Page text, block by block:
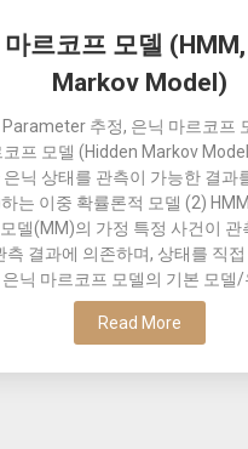
마르코프 모델
Markov Model)
Parameter 추정, 은닉 마르코프
코프 모델 (Hidden Markov
닉 상태를 관측이 가능한 결과
는 이중 확률론적 모델 (2)
델(MM)의 가정 특정 사건이 관
측 결과에 의존하며, 상태를 직
은닉 마르코프 모델의 기본 모델
Read More